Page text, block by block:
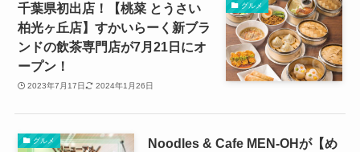
グルメ
千葉県初出店！【桃菜 とうさい
柏光ヶ丘店】すかいらーく新ブラ
ンドの飲茶専門店が7月21日にオ
ープン！
2023年7月17日 2024年1月26日
グルメ
Noodles & Cafe MEN-OHが【め